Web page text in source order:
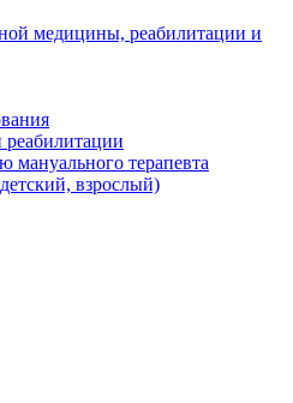
медицины, реабилитации и
реабилитации
мануального терапевта
взрослый)